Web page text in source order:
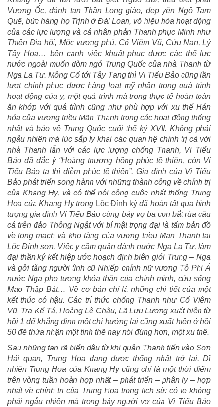
Vương Ốc, đánh tan Thần Long giáo, dẹp yên Ngô Tam
Quế, bức hàng họ Trịnh ở Đài Loan, vô hiệu hóa hoạt động
của các lực lượng và cá nhân phản Thanh phục Minh như
Thiên Địa hội, Mộc vương phủ, Cố Viêm Vũ, Cửu Nạn, Lý
Tây Hoa… bên cạnh việc khuất phục được các thế lực
nước ngoài muốn dòm ngó Trung Quốc của nhà Thanh từ
Nga La Tư, Mông Cổ tới Tây Tạng thì Vi Tiểu Bảo cũng lần
lượt chinh phục được hàng loạt mỹ nhân trong quá trình
hoạt động của y, một quá trình mà trong thực tế hoàn toàn
ăn khớp với quá trình cũng như phù hợp với xu thế Hán
hóa của vương triều Mãn Thanh trong các hoạt động thống
nhất và bảo vệ Trung Quốc cuối thế kỷ XVII. Không phải
ngẫu nhiên mà lúc sắp ly khai các quan hệ chính trị cả với
nhà Thanh lẫn với các lực lượng chống Thanh, Vi Tiểu
Bảo đã đắc ý “Hoàng thượng hồng phúc tề thiên, còn Vi
Tiểu Bảo ta thì diễm phúc tề thiên”. Gia đình của Vi Tiểu
Bảo phát triển song hành với những thành công về chính trị
của Khang Hy, và có thể nói công cuộc nhất thống Trung
Hoa của Khang Hy trong Lộc Đỉnh kýđã hoàn tất qua hình
tượng gia đình Vi Tiểu Bảo cùng bảy vợ ba con bắt rùa câu
cá trên đảo Thông Ngật với bí mật trọng đại là tấm bản đồ
về long mạch và kho tàng của vương triều Mãn Thanh tại
Lộc Đỉnh sơn. Việc y cầm quân đánh nước Nga La Tư, làm
đại thần ký kết hiệp ước hoạch định biên giới Trung – Nga
và gởi tặng người tình cũ Nhiếp chính nữ vương Tô Phi Á
nước Nga pho tượng khỏa thân của chính mình, cứu sống
Mao Thập Bát… Về cơ bản chỉ là những chi tiết của một
kết thúc có hậu. Các trí thức chống Thanh như Cố Viêm
Vũ, Tra Kế Tá, Hoàng Lê Châu, Lã Lưu Lương xuất hiện từ
hồi 1 để khẳng định một chí hướng lại cũng xuất hiện ở hồi
50 để thừa nhận một tình thế hay nói đúng hơn, một xu thế.
Sau những tan rã biển dâu từ khi quân Thanh tiến vào Sơn
Hải quan, Trung Hoa đang được thống nhất trở lại. Dĩ
nhiên Trung Hoa của Khang Hy cũng chỉ là một thời điểm
trên vòng tuần hoàn hợp nhất – phát triển – phân ly – hợp
nhất về chính trị của Trung Hoa trong lịch sử: có lẽ không
phải ngẫu nhiên mà trong bảy người vợ của Vi Tiểu Bảo